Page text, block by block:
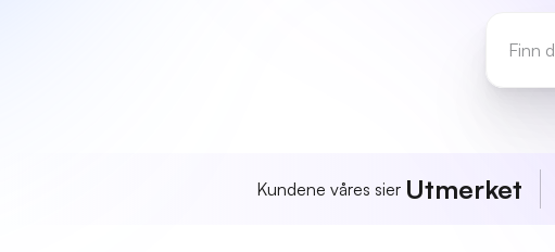
Kundene våres sier Utmerket